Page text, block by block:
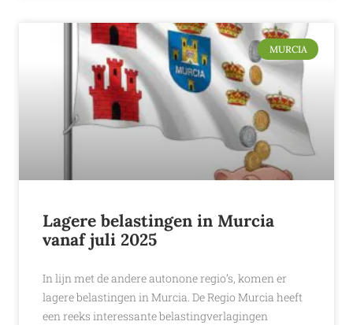
MURCIA
Lagere belastingen in Murcia
vanaf juli 2025
In lijn met de andere autonone regio’s, komen er
lagere belastingen in Murcia. De Regio Murcia heeft
een reeks interessante belastingverlagingen